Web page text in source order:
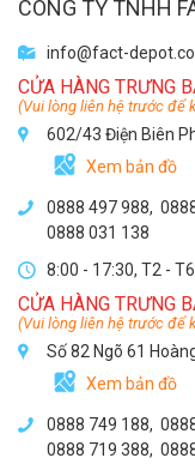
CÔNG TY TNHH
info@fact-
CỬA HÀNG TRƯNG
(Vui lòng liên hệ trước để
602/43 Điện Biên
Xem bản đồ
0888 497 988,
0888 031 138
8:00 - 17:30, T2 - T6
CỬA HÀNG TRƯNG
(Vui lòng liên hệ trước để
Số 82 Ngõ 61
Xem bản đồ
0888 749 188,
0888 719 388,